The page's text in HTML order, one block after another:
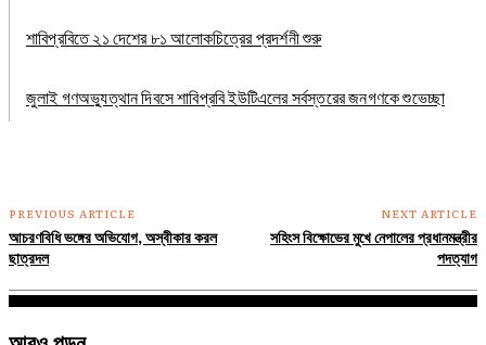
শাবিপ্রবিতে ২১ দেশের ৮১ আলোকচিত্রের প্রদর্শনী শুরু
জুলাই গণঅভ্যুত্থান দিবসে শাবিপ্রবি ইউটিএলের সর্বস্তরের জনগণকে শুভেচ্ছা
PREVIOUS ARTICLE
আচরণবিধি ভঙ্গের অভিযোগ, অস্বীকার করল
ছাত্রদল
NEXT ARTICLE
সহিংস বিক্ষোভের মুখে নেপালের প্রধানমন্ত্রীর
পদত্যাগ